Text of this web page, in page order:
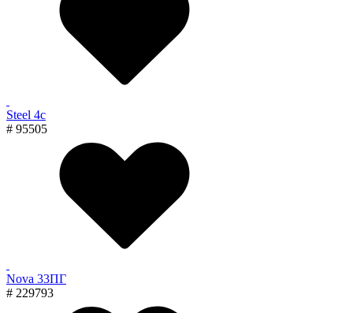
Steel 4с
# 95505
Nova 33ПГ
# 229793